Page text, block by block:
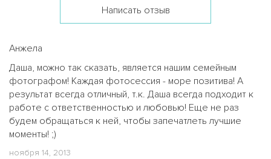
Написать отзыв
Анжела
Даша, можно так сказать, является нашим семейным
фотографом! Каждая фотосессия - море позитива! А
результат всегда отличный, т.к. Даша всегда подходит к
работе с ответственностью и любовью! Еще не раз
будем обращаться к ней, чтобы запечатлеть лучшие
моменты! ;)
ноября 14, 2013